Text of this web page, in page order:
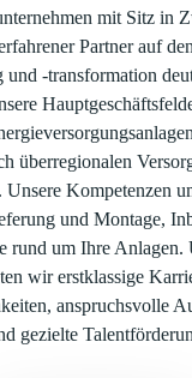
mit Sitz in
Partner auf
und -transformation
überregionalen
Unsere Kompetenzen
und Montage,
rund um Ihre Anlagen.
wir erstklassige
anspruchsvolle
gezielte